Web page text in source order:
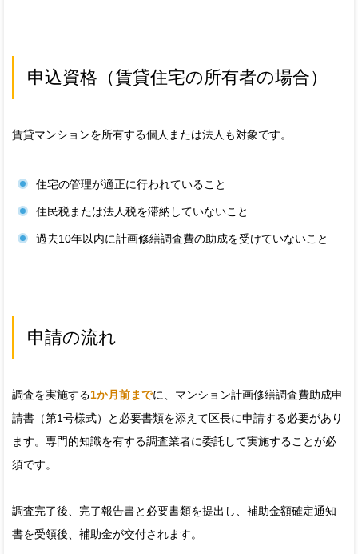
申込資格（賃貸住宅の所有者の場合）
賃貸マンションを所有する個人または法人も対象です。
住宅の管理が適正に行われていること
住民税または法人税を滞納していないこと
過去10年以内に計画修繕調査費の助成を受けていないこと
申請の流れ
調査を実施する1か月前までに、マンション計画修繕調査費助成申
請書（第1号様式）と必要書類を添えて区長に申請する必要があり
ます。専門的知識を有する調査業者に委託して実施することが必
須です。
調査完了後、完了報告書と必要書類を提出し、補助金額確定通知
書を受領後、補助金が交付されます。